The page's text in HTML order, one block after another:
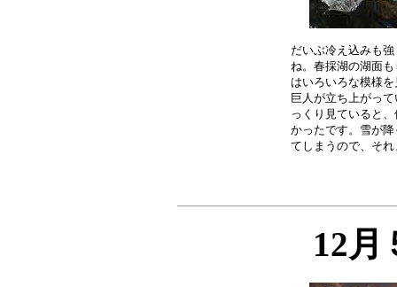
だいぶ冷え込みも
ね。春採湖の湖面
はいろいろな模様
巨人が立ち上がっ
っくり見ていると
かったです。雪が
12月